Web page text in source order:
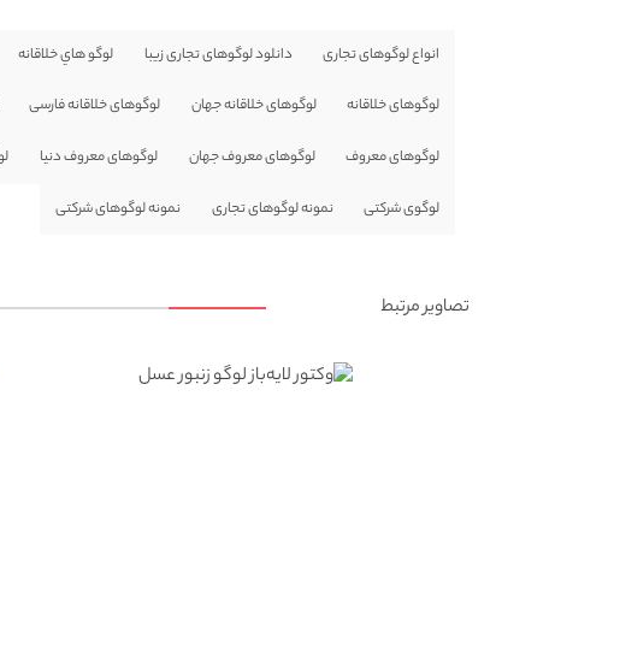
انواع لوگوهای تجاری دانلود لوگوهای تجاری زیبا لوگو هاي خلاقانه
لوگوهای خلاقانه لوگوهای خلاقانه جهان لوگوهای خلاقانه فارسی
لوگوهای معروف لوگوهای معروف جهان لوگوهای معروف دنیا
لوگوی شرکتی نمونه لوگوهای تجاری نمونه لوگوهای شرکتی
تصاویر مرتبط